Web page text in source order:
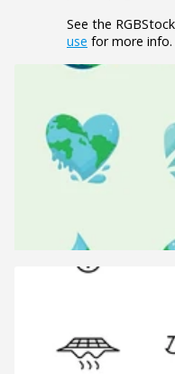
See the
use for more info.